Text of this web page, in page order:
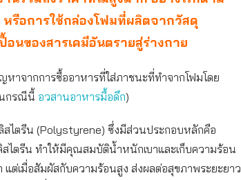
รือการใช้กล่องโฟมที่ผลิตจากวัสดุ
นของสารเคมีอันตรายสู่ร่างกาย
จากการซื้ออาหารที่ใส่ภาชนะที่ทำจากโฟมโดย
นกรณีนี้ อวสานอาหารมื้อดึก)
ไตรีน (Polystyrene) ซึ่งมีส่วนประกอบหลักคือ
ไตรีน ทำให้มีคุณสมบัติน้ำหนักเบาและเก็บความร้อน
แต่เมื่อสัมผัสกับความร้อนสูง ส่งผลต่อสุขภาพระยะยาว